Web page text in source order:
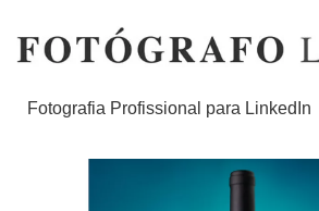
Fotografia Profissional para LinkedIn